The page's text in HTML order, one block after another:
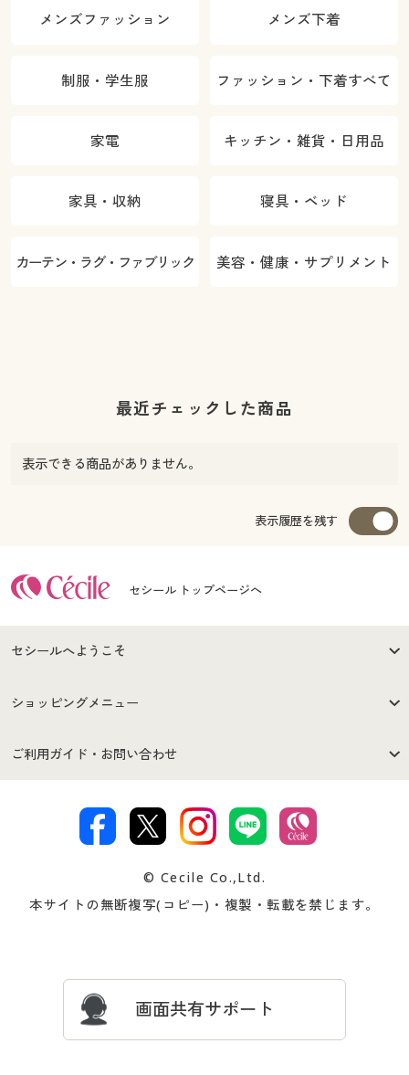
メンズファッション メンズ下着
制服・学生服 ファッション・下着すべて
家電 キッチン・雑貨・日用品
家具・収納 寝具・ベッド
カーテン・ラグ・ファブリック 美容・健康・サプリメント
最近チェックした商品
表示できる商品がありません。
表示履歴を残す
セシール トップページへ
セシールへようこそ
はじめての方へ
セシールご利用規約
著作権・商標について 会社案内
ショッピングメニュー
商品カテゴリ
プレゼント＆キャンペーン サイトマップ
ご利用ガイド・お問い合わせ
交換・返品は お支払は
ついて
忘れの場合
© Cecile Co.,Ltd.
本サイトの無断複写(コピー)・複製・転載を禁じます。
画面共有サポート